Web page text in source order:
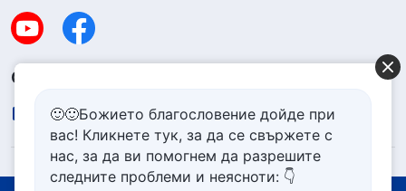
Свържете се с нас
contact.bg@godfootsteps.org
🙂🙂Божието благословение дойде при
вас! Кликнете тук, за да се свържете с
нас, за да ви помогнем да разрешите
следните проблеми и неясноти: 👇